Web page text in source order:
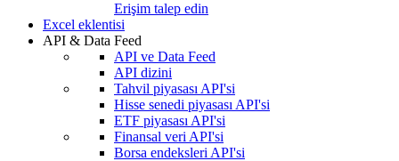
Erişim talep edin
Excel eklentisi
API & Data Feed
API ve Data Feed
API dizini
Tahvil piyasası API'si
Hisse senedi piyasası API'si
ETF piyasası API'si
Finansal veri API'si
Borsa endeksleri API'si